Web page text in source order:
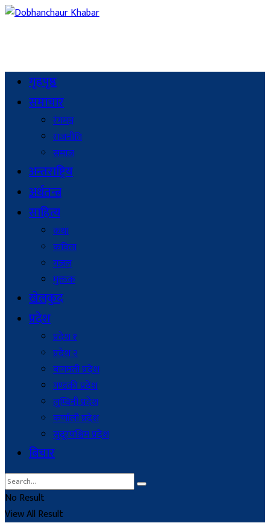
गृहपृष्ठ
समाचार
रंगमञ्च
राजनीति
समाज
अन्तराष्ट्रिय
अर्थतन्त्र
साहित्य
कथा
कविता
गजल
मुक्तक
खेलकुद
प्रदेश
प्रदेश १
प्रदेश २
बागमती प्रदेश
गण्डकी प्रदेश
लुम्बिनी प्रदेश
कर्णाली प्रदेश
सुदूरपश्चिम प्रदेश
बिचार
No Result
View All Result